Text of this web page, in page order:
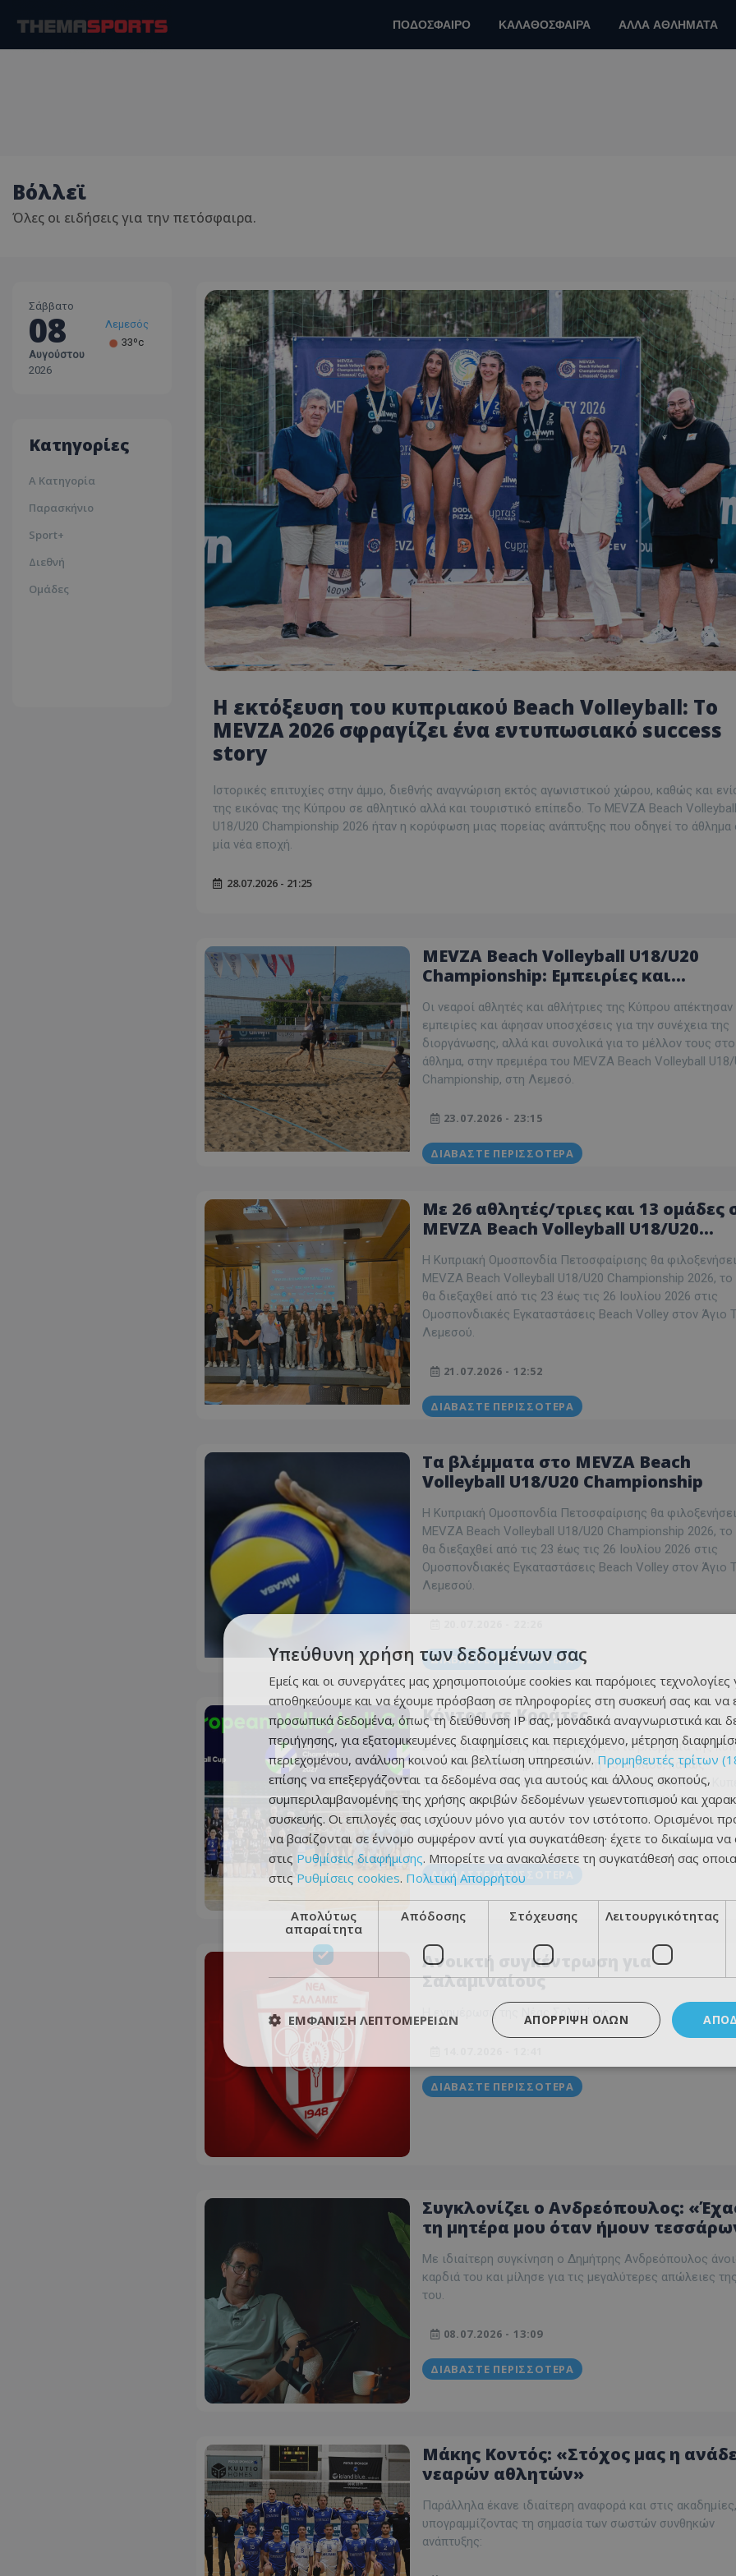
ΠΟΔΟΣΦΑΙΡΟ ΚΑΛΑΘΟΣΦΑΙΡΑ ΑΛΛΑ ΑΘΛΗΜΑΤΑ
Βόλλεϊ
Όλες οι ειδήσεις για την πετόσφαιρα.
Σάββατο
08
Αυγούστου
2026
Λεμεσός
33ºc
Κατηγορίες
Α Κατηγορία
Παρασκήνιο
Sport+
Διεθνή
Ομάδες
Η εκτόξευση του κυπριακού Beach Volleyball: Το
MEVZA 2026 σφραγίζει ένα εντυπωσιακό success
story
Ιστορικές επιτυχίες στην άμμο, διεθνής αναγνώριση εκτός αγωνιστικού χώρου, καθώς και
της εικόνας της Κύπρου σε αθλητικό αλλά και τουριστικό επίπεδο. Το MEVZA Beach Volleyball
U18/U20 Championship 2026 ήταν η κορύφωση μιας πορείας ανάπτυξης που οδηγεί το άθλημα
μία νέα εποχή.
28.07.2026 - 21:25
MEVZA Beach Volleyball U18/U20
Championship: Εμπειρίες και
Κύπρου στην πρεμιέρα
Οι νεαροί αθλητές και αθλήτριες της Κύπρου απέκτησαν
εμπειρίες και άφησαν υποσχέσεις για την συνέχεια της
διοργάνωσης, αλλά και συνολικά για το μέλλον τους στο
άθλημα, στην πρεμιέρα του MEVZA Beach Volleyball U18/
Championship, στη Λεμεσό.
23.07.2026 - 23:15
ΔΙΑΒΆΣΤΕ ΠΕΡΙΣΣΌΤΕΡΑ
Με 26 αθλητές/τριες και 13 ομάδες
MEVZA Beach Volleyball U18/U20
Η Κυπριακή Ομοσπονδία Πετοσφαίρισης θα
MEVZA Beach Volleyball U18/U20 Championship 2026, το
θα διεξαχθεί από τις 23 έως τις 26 Ιουλίου 2026 στις
Ομοσπονδιακές Εγκαταστάσεις Beach Volley στον Άγιο
Λεμεσού.
21.07.2026 - 12:52
ΔΙΑΒΆΣΤΕ ΠΕΡΙΣΣΌΤΕΡΑ
Τα βλέμματα στο MEVZA Beach
Volleyball U18/U20 Championship
Η Κυπριακή Ομοσπονδία Πετοσφαίρισης θα
MEVZA Beach Volleyball U18/U20 Championship 2026, το
θα διεξαχθεί από τις 23 έως τις 26 Ιουλίου 2026 στις
Ομοσπονδιακές Εγκαταστάσεις Beach Volley στον Άγιο
Λεμεσού.
ΔΙΑΒΆΣΤΕ ΠΕΡΙΣΣΌΤΕΡΑ
Κόντρα σε Κροάτες...
Στο Λουξεμβούργο ήταν στραμμένα τα βλέμματα της
πετοσφαίρισης σήμερα, Τετάρτη 15 Ιουλίου, καθώς
πραγματοποιήθηκαν οι κληρώσεις των Ευρωπαϊκών
της CEV για την αγωνιστική περίοδο 2026-2027.
15.07.2026 - 16:01
ΔΙΑΒΆΣΤΕ ΠΕΡΙΣΣΌΤΕΡΑ
Ανοικτή συγκέντρωση για
Σαλαμιναίους
Η ενημέρωση της Νέας Σαλαμίνας
ΔΙΑΒΆΣΤΕ ΠΕΡΙΣΣΌΤΕΡΑ
Συγκλονίζει ο Ανδρεόπουλος:
τη μητέρα μου όταν ήμουν
Με ιδιαίτερη συγκίνηση ο Δημήτρης Ανδρεόπουλος
καρδιά του και μίλησε για τις μεγαλύτερες απώλειες
του.
08.07.2026 - 13:09
ΔΙΑΒΆΣΤΕ ΠΕΡΙΣΣΌΤΕΡΑ
Μάκης Κοντός: «Στόχος μας η
νεαρών αθλητών»
Παράλληλα έκανε ιδιαίτερη αναφορά και στις ακαδημίες,
υπογραμμίζοντας τη σημασία των σωστών συνθηκών
ανάπτυξης:
Υπεύθυνη χρήση των δεδομένων σας
Εμείς και οι συνεργάτες μας χρησιμοποιούμε cookies και παρόμοιες τεχνολογίες
αποθηκεύουμε και να έχουμε πρόσβαση σε πληροφορίες στη συσκευή σας και να
προσωπικά δεδομένα, όπως τη διεύθυνση IP σας, μοναδικά αναγνωριστικά και
περιήγησης, για εξατομικευμένες διαφημίσεις και περιεχόμενο, μέτρηση
περιεχομένου, ανάλυση κοινού και βελτίωση υπηρεσιών. Προμηθευτές τρίτων
επίσης να επεξεργάζονται τα δεδομένα σας για αυτούς και άλλους σκοπούς,
συμπεριλαμβανομένης της χρήσης ακριβών δεδομένων γεωεντοπισμού και
συσκευής. Οι επιλογές σας ισχύουν μόνο για αυτόν τον ιστότοπο. Ορισμένοι
να βασίζονται σε έννομο συμφέρον αντί για συγκατάθεση· έχετε το δικαίωμα να
στις Ρυθμίσεις διαφήμισης. Μπορείτε να ανακαλέσετε τη συγκατάθεσή σας
στις Ρυθμίσεις cookies. Πολιτική Απορρήτου
Απολύτως
απαραίτητα
Απόδοσης Στόχευσης Λειτουργικότητας
ΑΠΌΡΡΙΨΗ ΌΛΩΝ
ΕΜΦΆΝΙΣΗ ΛΕΠΤΟΜΕΡΕΙΏΝ